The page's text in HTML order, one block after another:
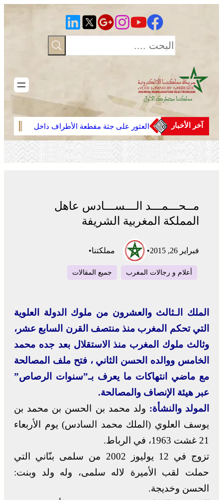
آخر الأخبار
العثور على جثة مقطعة الأطراف داخل
عشة بمنطقة منابع بوزملان والتحقيقات
متواصلة لكشف ملابسات الجريمة
مــحـــمـــد الـــســـادس عاهل
المملكة المغربية الشريفة
فبراير 26, 2015 • مملكتنا•
أعلام و رجالات المغرب جميع المقالات
الملك الـثالث والعشرون من ملوك الدولة العلوية
التي تحكم المغرب منذ منتصف القرن السابع عشر،
وثالث ملوك المغرب منذ الاستقلال بعد جده محمد
الخامس ووالده الحسن الثاني ، فتح ملف المصالحة
مع ماضي انتهاكات ما يعرف بـ”سنوات الرصاص”
عبر هيئة الإنصاف والمصالحة.
المولد والنشأة: ولد محمد بن الحسن بن محمد بن
يوسف العلوي (الملك محمد السادس) يوم الأربعاء
21 غشت 1963، في الرباط.
تزوج في 12 يوليوز 2002 من سلمى بنّاني التي
حملت لقب الأميرة لاله سلمى، وله ولد وبنت:
الحسن وخديجة.